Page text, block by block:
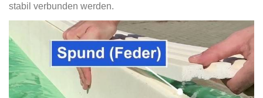
stabil verbunden werden.